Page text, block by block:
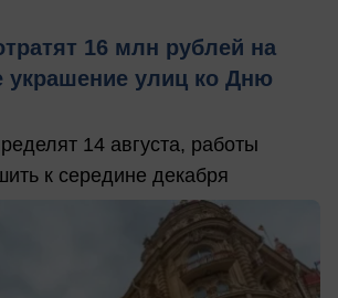
16 млн рублей на
украшение улиц ко Дню
14 августа, работы
к середине декабря